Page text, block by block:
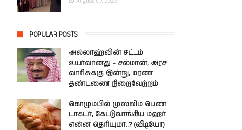
POPULAR POSTS
அல்லாஹ்வின் சட்டம்
உயர்வானது - சல்மான், அரச
வாரிசுக்கு இன்று, மரண
தண்டணை நிறைவேற்றம்
கொழும்பில் முஸ்லிம் பெண்
டாக்டர், கேட்டுவாங்கிய மஹர்
என்ன தெரியுமா..? (வீடியோ)